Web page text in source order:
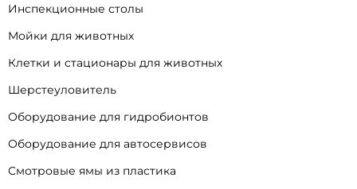
Инспекционные столы
Мойки для животных
Клетки и стационары для животных
Шерстеуловитель
Оборудование для гидробионтов
Оборудование для автосервисов
Смотровые ямы из пластика